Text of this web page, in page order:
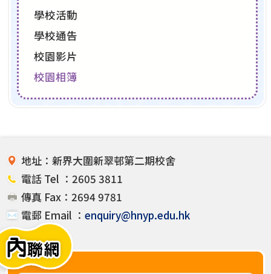
學校活動
學校通告
校園影片
校園相簿
地址：新界大圍新翠邨第二期校舍
電話 Tel ：2605 3811
傳真 Fax：2694 9781
電郵 Email ： enquiry@hnyp.edu.hk